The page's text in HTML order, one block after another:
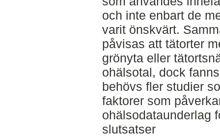
och inte enbart de
varit önskvärt.
påvisas att tätorter
grönyta eller
ohälsotal, dock
behövs fler studier
faktorer som
ohälsodataunderlag
slutsatser